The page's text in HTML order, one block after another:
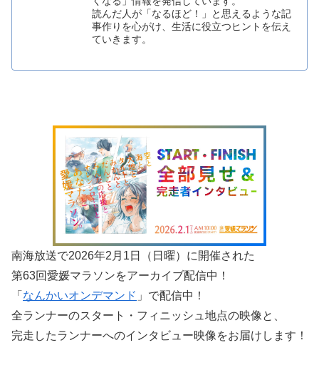
読んだ人が「なるほど！」と思えるような記
事作りを心がけ、生活に役立つヒントを伝え
ていきます。
南海放送で2026年2月1日（日曜）に開催された
第63回愛媛マラソンをアーカイブ配信中！
「 なんかいオンデマンド 」で配信中！
全ランナーのスタート・フィニッシュ地点の映像と、
完走したランナーへのインタビュー映像をお届けします！